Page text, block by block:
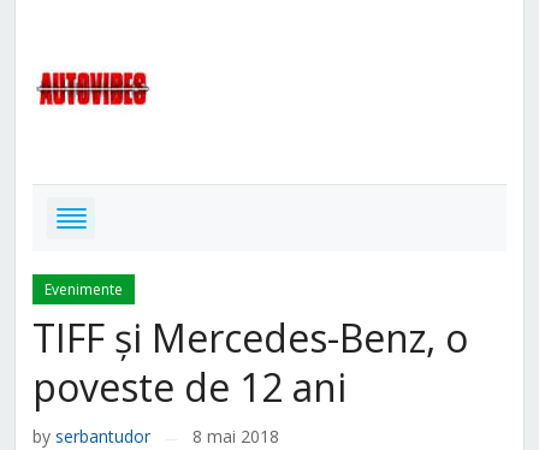
Evenimente
TIFF și Mercedes-Benz, o
poveste de 12 ani
by serbantudor 8 mai 2018